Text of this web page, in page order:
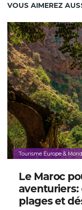
VOUS AIMEREZ
Tourisme Europe &
Le Maroc
plages et